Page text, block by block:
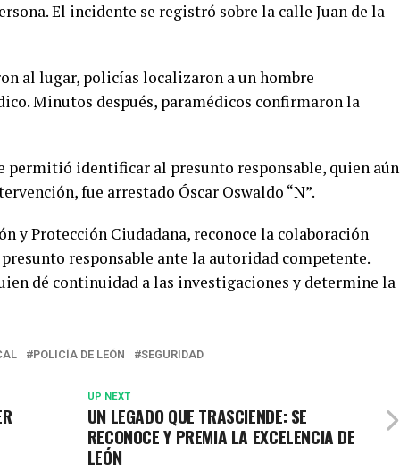
El incidente se registró sobre la calle Juan de la
al lugar, policías localizaron a un hombre
Minutos después, paramédicos confirmaron la
permitió identificar al presunto responsable, quien aún
fue arrestado Óscar Oswaldo “N”.
y Protección Ciudadana, reconoce la colaboración
responsable ante la autoridad competente.
dé continuidad a las investigaciones y determine la
POLICÍA DE LEÓN SEGURIDAD
UP NEXT
UN LEGADO QUE TRASCIENDE: SE
RECONOCE Y PREMIA LA EXCELENCIA DE
LEÓN